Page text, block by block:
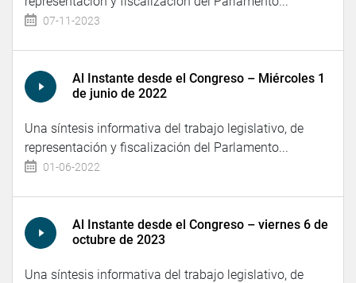
07-11-2023
Al Instante desde el Congreso – Miércoles 1
de junio de 2022
Una síntesis informativa del trabajo legislativo, de
representación y fiscalización del Parlamento...
01-06-2022
Al Instante desde el Congreso – viernes 6 de
octubre de 2023
Una síntesis informativa del trabajo legislativo, de